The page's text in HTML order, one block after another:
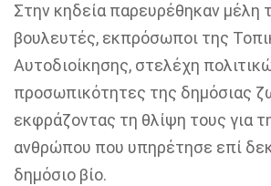
Στην κηδεία παρευρέθηκαν μέλη
βουλευτές, εκπρόσωποι της
Αυτοδιοίκησης, στελέχη
προσωπικότητες της δημόσιας
εκφράζοντας τη θλίψη τους για
ανθρώπου που υπηρέτησε επί
δημόσιο βίο.